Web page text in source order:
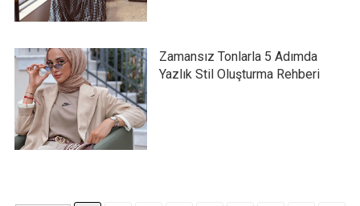
Zamansız Tonlarla 5 Adımda
Yazlık Stil Oluşturma Rehberi